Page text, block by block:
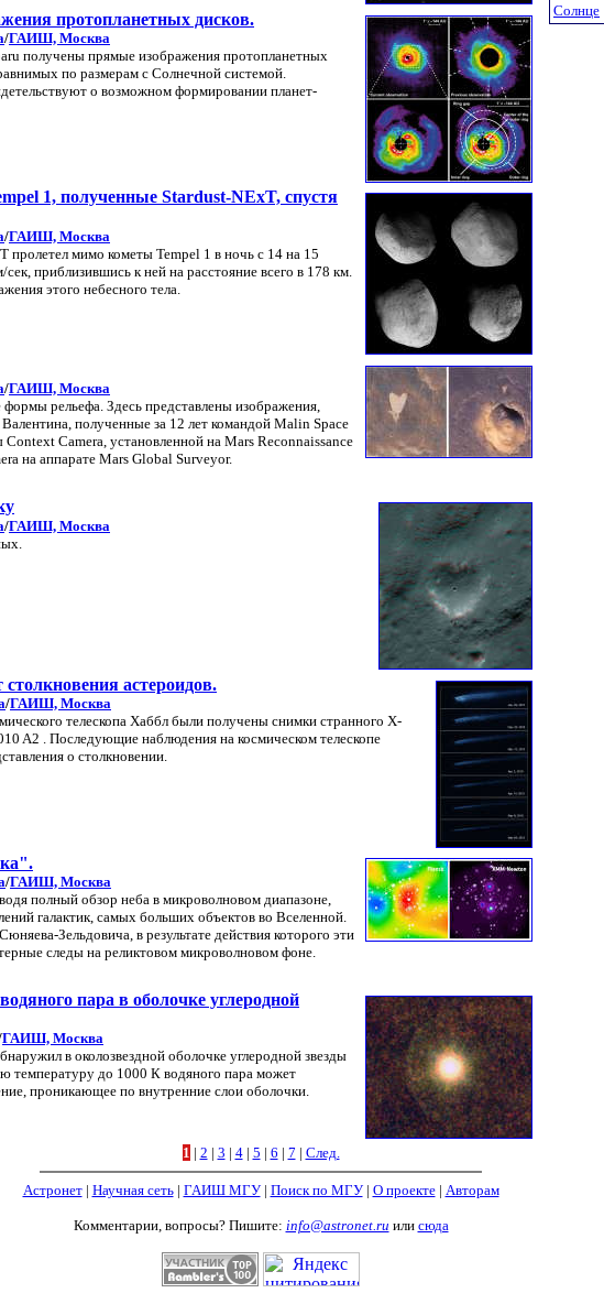
протопланетных дисков.
/ГАИШ, Москва
получены прямые изображения протопланетных
по размерам с Солнечной системой.
о возможном формировании планет-
1, полученные Stardust-NExT, спустя
/ГАИШ, Москва
пролетел мимо кометы Tempel 1 в ночь с 14 на 15
приблизившись к ней на расстояние всего в 178 км.
этого небесного тела.
/ГАИШ, Москва
рельефа. Здесь представлены изображения,
полученные за 12 лет командой Malin Space
Camera, установленной на Mars Reconnaissance
на аппарате Mars Global Surveyor.
/ГАИШ, Москва
столкновения астероидов.
/ГАИШ, Москва
телескопа Хаббл были получены снимки странного Х-
A2 . Последующие наблюдения на космическом телескопе
о столкновении.
/ГАИШ, Москва
полный обзор неба в микроволновом диапазоне,
галактик, самых больших объектов во Вселенной.
Зельдовича, в результате действия которого эти
следы на реликтовом микроволновом фоне.
пара в оболочке углеродной
ГАИШ, Москва
в околозвездной оболочке углеродной звезды
температуру до 1000 К водяного пара может
проникающее по внутренние слои оболочки.
Солнце
1 | 2 | 3 | 4| 5 | 6 | 7 | След.
Астронет| Научная сеть| ГАИШ МГУ| Поиск по МГУ| О проекте| Авторам
Комментарии, вопросы? Пишите: info@astronet.ru или сюда